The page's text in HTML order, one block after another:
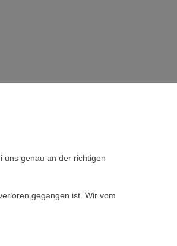
uns genau an der richtigen
gegangen ist. Wir vom